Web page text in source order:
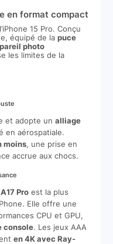
en format compact
15 Pro. Conçu
équipé de la puce
photo
les limites de la
et adopte un alliage
en aérospatiale.
moins, une prise en
accrue aux chocs.
Proest la plus
Elle offre une
CPU et GPU,
console. Les jeux AAA
en 4K avec Ray-